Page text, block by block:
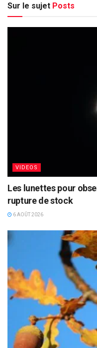
Sur le sujet Posts
VIDEOS
Les lunettes pour
rupture de stock
6 AOÛT 2026